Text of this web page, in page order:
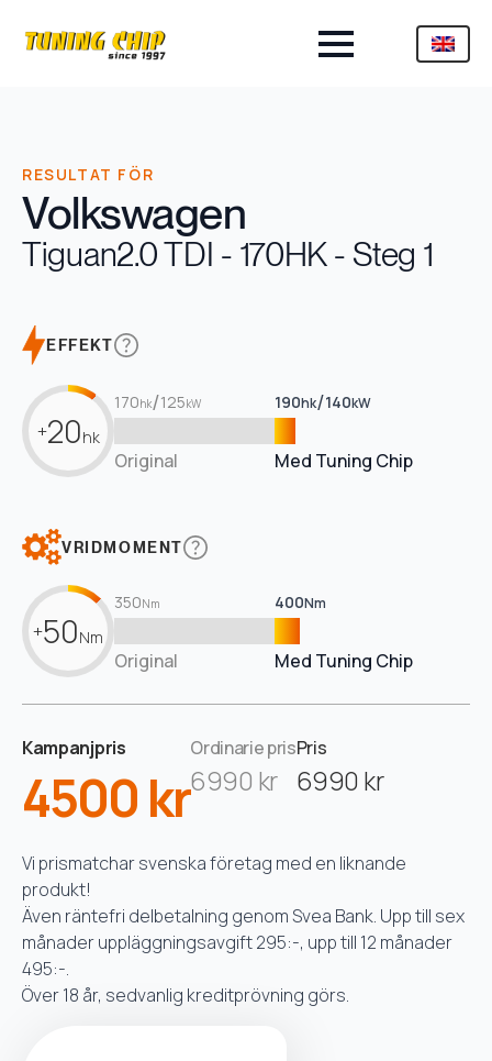
RESULTAT FÖR
Volkswagen
Tiguan2.0 TDI - 170HK - Steg 1
EFFEKT
+20hk
170hk/125kW 190hk/140kW
Original Med Tuning Chip
VRIDMOMENT
+50Nm
350Nm 400Nm
Original Med Tuning Chip
Kampanjpris
4500 kr
Ordinarie pris
6990 kr
Pris
6990 kr
Vi prismatchar svenska företag med en liknande
produkt!
Även räntefri delbetalning genom Svea Bank. Upp till sex
månader uppläggningsavgift 295:-, upp till 12 månader
495:-.
Över 18 år, sedvanlig kreditprövning görs.